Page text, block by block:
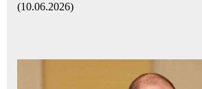
(10.06.2026)